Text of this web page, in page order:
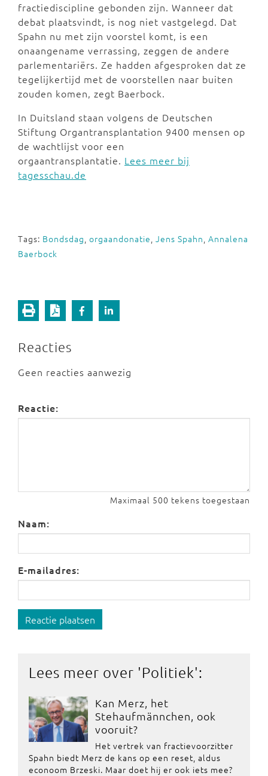
fractiediscipline gebonden zijn. Wanneer dat
debat plaatsvindt, is nog niet vastgelegd. Dat
Spahn nu met zijn voorstel komt, is een
onaangename verrassing, zeggen de andere
parlementariërs. Ze hadden afgesproken dat ze
tegelijkertijd met de voorstellen naar buiten
zouden komen, zegt Baerbock.
In Duitsland staan volgens de Deutschen
Stiftung Organtransplantation 9400 mensen op
de wachtlijst voor een
orgaantransplantatie. Lees meer bij
tagesschau.de
Tags: Bondsdag, orgaandonatie, Jens Spahn, Annalena
Baerbock
Reacties
Geen reacties aanwezig
Reactie:
Maximaal 500 tekens toegestaan
Naam:
E-mailadres:
Reactie plaatsen
Lees meer over 'Politiek':
Kan Merz, het
Stehaufmännchen, ook
vooruit?
Het vertrek van fractievoorzitter
Spahn biedt Merz de kans op een reset, aldus
econoom Brzeski. Maar doet hij er ook iets mee?